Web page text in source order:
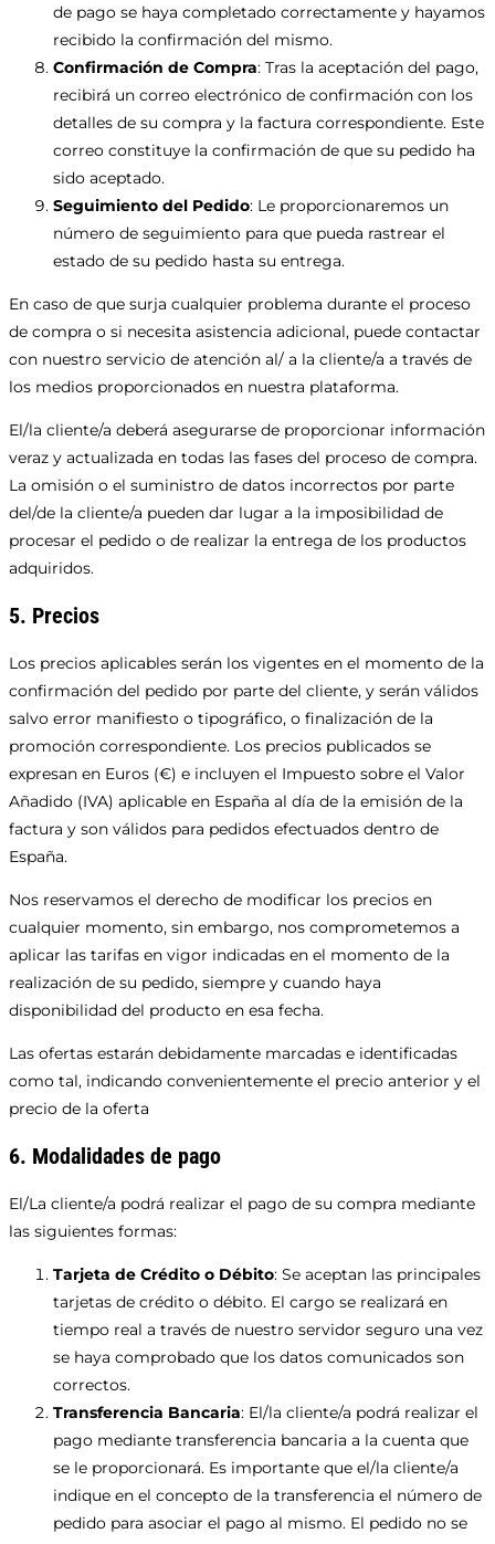
de pago se haya completado correctamente y hayamos
recibido la confirmación del mismo.
Confirmación de Compra: Tras la aceptación del pago,
recibirá un correo electrónico de confirmación con los
detalles de su compra y la factura correspondiente. Este
correo constituye la confirmación de que su pedido ha
sido aceptado.
Seguimiento del Pedido: Le proporcionaremos un
número de seguimiento para que pueda rastrear el
estado de su pedido hasta su entrega.
En caso de que surja cualquier problema durante el proceso
de compra o si necesita asistencia adicional, puede contactar
con nuestro servicio de atención al/ a la cliente/a a través de
los medios proporcionados en nuestra plataforma.
El/la cliente/a deberá asegurarse de proporcionar información
veraz y actualizada en todas las fases del proceso de compra.
La omisión o el suministro de datos incorrectos por parte
del/de la cliente/a pueden dar lugar a la imposibilidad de
procesar el pedido o de realizar la entrega de los productos
adquiridos.
5. Precios
Los precios aplicables serán los vigentes en el momento de la
confirmación del pedido por parte del cliente, y serán válidos
salvo error manifiesto o tipográfico, o finalización de la
promoción correspondiente. Los precios publicados se
expresan en Euros (€) e incluyen el Impuesto sobre el Valor
Añadido (IVA) aplicable en España al día de la emisión de la
factura y son válidos para pedidos efectuados dentro de
España.
Nos reservamos el derecho de modificar los precios en
cualquier momento, sin embargo, nos comprometemos a
aplicar las tarifas en vigor indicadas en el momento de la
realización de su pedido, siempre y cuando haya
disponibilidad del producto en esa fecha.
Las ofertas estarán debidamente marcadas e identificadas
como tal, indicando convenientemente el precio anterior y el
precio de la oferta
6. Modalidades de pago
El/La cliente/a podrá realizar el pago de su compra mediante
las siguientes formas:
Tarjeta de Crédito o Débito: Se aceptan las principales
tarjetas de crédito o débito. El cargo se realizará en
tiempo real a través de nuestro servidor seguro una vez
se haya comprobado que los datos comunicados son
correctos.
Transferencia Bancaria: El/la cliente/a podrá realizar el
pago mediante transferencia bancaria a la cuenta que
se le proporcionará. Es importante que el/la cliente/a
indique en el concepto de la transferencia el número de
pedido para asociar el pago al mismo. El pedido no se